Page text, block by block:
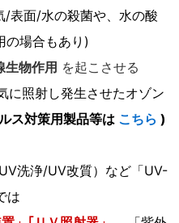
/表面/水の殺菌や、水の酸
の場合もあり)
生物作用 を起こさせる
に照射し発生させたオゾン
ス対策用製品等は こちら )
洗浄/UV改質）など「UV-
は